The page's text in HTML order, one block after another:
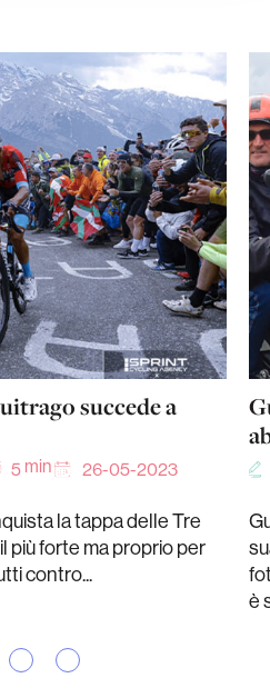
succede a
5 min 26-05-2023
la tappa delle Tre
più forte ma proprio per
contro...
è